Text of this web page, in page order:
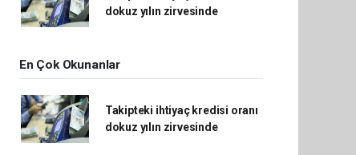
dokuz yılın zirvesinde
En Çok Okunanlar
Takipteki ihtiyaç kredisi oranı
dokuz yılın zirvesinde